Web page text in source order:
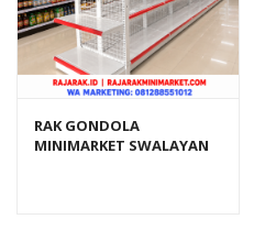
RAK GONDOLA
MINIMARKET SWALAYAN